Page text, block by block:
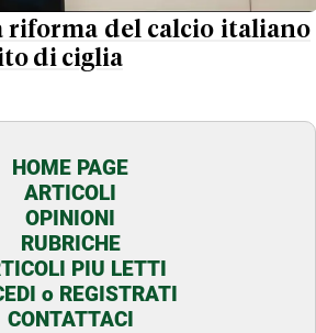
riforma del calcio italiano
di ciglia
HOME PAGE
ARTICOLI
OPINIONI
RUBRICHE
PIU LETTI
o REGISTRATI
CONTATTACI